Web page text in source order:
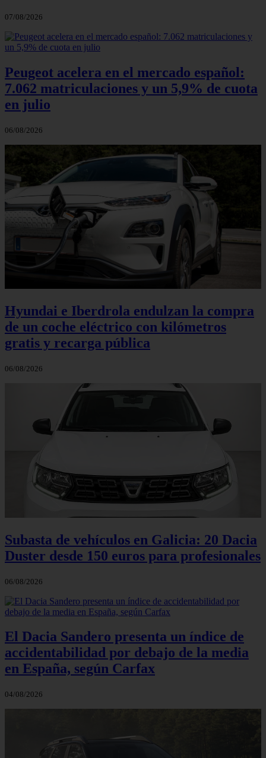
07/08/2026
Peugeot acelera en el mercado español:
7.062 matriculaciones y un 5,9% de cuota
en julio
06/08/2026
Hyundai e Iberdrola endulzan la compra
de un coche eléctrico con kilómetros
gratis y recarga pública
06/08/2026
Subasta de vehículos en Galicia: 20 Dacia
Duster desde 150 euros para profesionales
06/08/2026
El Dacia Sandero presenta un índice de
accidentabilidad por debajo de la media
en España, según Carfax
04/08/2026